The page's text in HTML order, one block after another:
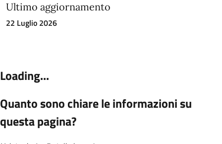
Ultimo aggiornamento
22 Luglio 2026